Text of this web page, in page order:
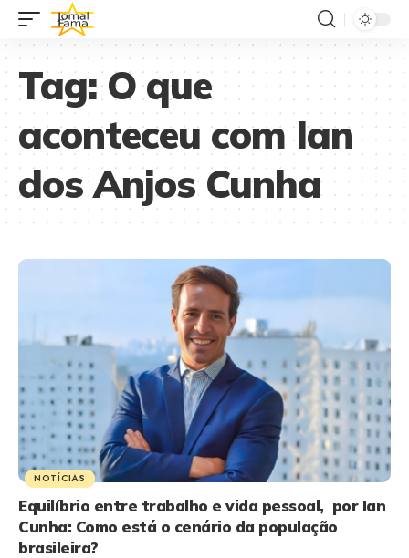
Tag:O que
aconteceu com Ian
dos Anjos Cunha
NOTÍCIAS
Equilíbrio entre trabalho e vida pessoal, por Ian
Cunha: Como está o cenário da população
brasileira?